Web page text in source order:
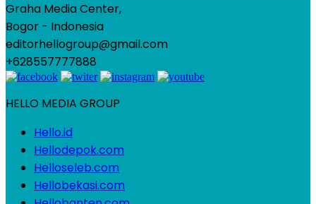
Graha Media Center,
Bogor - Indonesia
editorhellogroup@gmail.com
+628557777888
HELLO MEDIA GROUP
Hello.id
Hellodepok.com
Helloseleb.com
Hellobekasi.com